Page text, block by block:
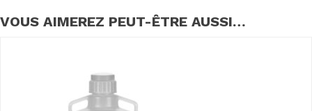
VOUS AIMEREZ PEUT-ÊTRE AUSSI…